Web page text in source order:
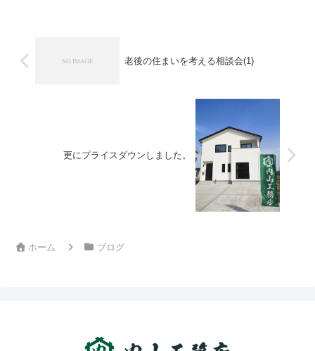
老後の住まいを考える相談会(1)
更にプライスダウンしました。
ホーム ブログ